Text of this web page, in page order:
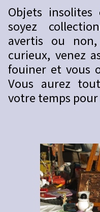
Objets insolites
soyez
avertis ou
curieux, venez
fouiner et vous
Vous aurez
votre temps